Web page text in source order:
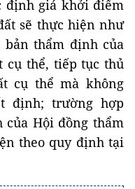
cụ thể mà không
định; trường hợp
của Hội đồng thẩm
theo quy định tại
theo thủ tục rút gọn
gần 9.800 tuyến đường